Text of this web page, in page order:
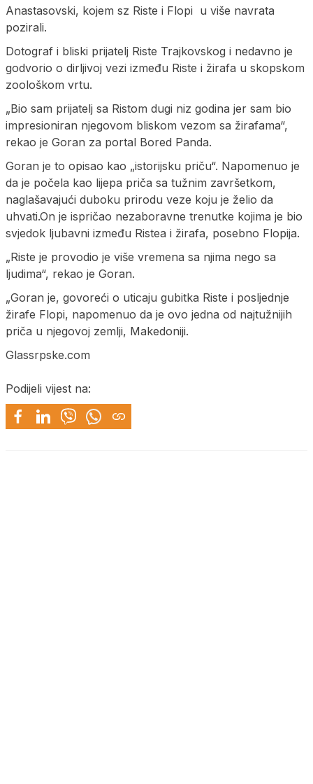
Anastasovski, kojem sz Riste i Flopi u više navrata
pozirali.
Dotograf i bliski prijatelj Riste Trajkovskog i nedavno je
godvorio o dirljivoj vezi između Riste i žirafa u skopskom
zoološkom vrtu.
„Bio sam prijatelj sa Ristom dugi niz godina jer sam bio
impresioniran njegovom bliskom vezom sa žirafama“,
rekao je Goran za portal Bored Panda.
Goran je to opisao kao „istorijsku priču“. Napomenuo je
da je počela kao lijepa priča sa tužnim završetkom,
naglašavajući duboku prirodu veze koju je želio da
uhvati.On je ispričao nezaboravne trenutke kojima je bio
svjedok ljubavni između Ristea i žirafa, posebno Flopija.
„Riste je provodio je više vremena sa njima nego sa
ljudima“, rekao je Goran.
„Goran je, govoreći o uticaju gubitka Riste i posljednje
žirafe Flopi, napomenuo da je ovo jedna od najtužnijih
priča u njegovoj zemlji, Makedoniji.
Glassrpske.com
Podijeli vijest na: